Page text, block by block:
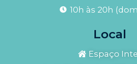
10h às 20h
Local
Espaço